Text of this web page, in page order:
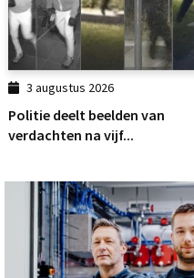
3 augustus 2026
Politie deelt beelden van
verdachten na vijf...